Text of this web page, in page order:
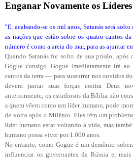
Enganar Novamente os Líderes
"E, acabando-se os mil anos, Satanás será
as nações que estão sobre os quatro cantos
número é como a areia do mar, para as ajuntar
Quando Satanás for solto de sua prisão,
Gogue consigo. Gogue imediatamente irá
cantos da terra — para sussurrar nos ouvidos
devem juntar suas forças contra Deus
anteriormente, os estudiosos da Bíblia não
a quem vêem como um líder humano, pode
de volta após o Milênio. Eles têm um
líder humano estar voltando à vida, mas
humano possa viver por 1.000 anos.
No entanto, como Gogue é um demônio
influenciar os governantes da Rússia e,